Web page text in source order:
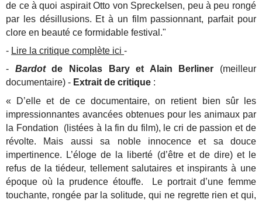
de ce à quoi aspirait Otto von Spreckelsen, peu à peu rongé
par les désillusions. Et à un film passionnant, parfait pour
clore en beauté ce formidable festival."
- Lire la critique complète ici-
- Bardot de Nicolas Bary et Alain Berliner (meilleur
documentaire) - Extrait de critique :
« D’elle et de ce documentaire, on retient bien sûr les
impressionnantes avancées obtenues pour les animaux par
la Fondation (listées à la fin du film), le cri de passion et de
révolte. Mais aussi sa noble innocence et sa douce
impertinence. L’éloge de la liberté (d’être et de dire) et le
refus de la tiédeur, tellement salutaires et inspirants à une
époque où la prudence étouffe. Le portrait d’une femme
touchante, rongée par la solitude, qui ne regrette rien et qui,